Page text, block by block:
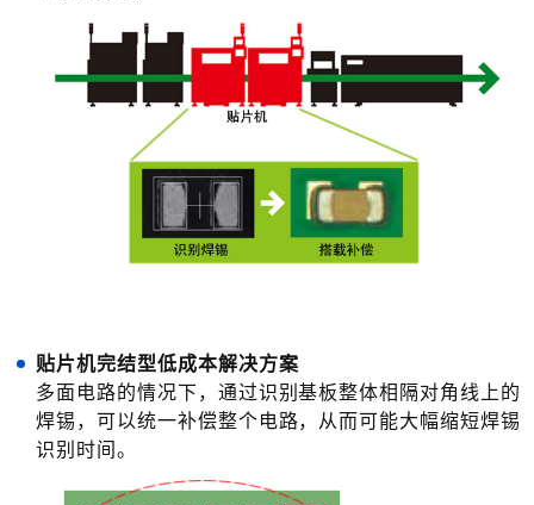
贴片机完结型低成本解决方案
多面电路的情况下，通过识别基板整体相隔对角线上的
焊锡，可以统一补偿整个电路，从而可能大幅缩短焊锡
识别时间。